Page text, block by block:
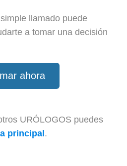
llamado puede
a tomar una decisión
ahora
URÓLOGOS puedes
principal .